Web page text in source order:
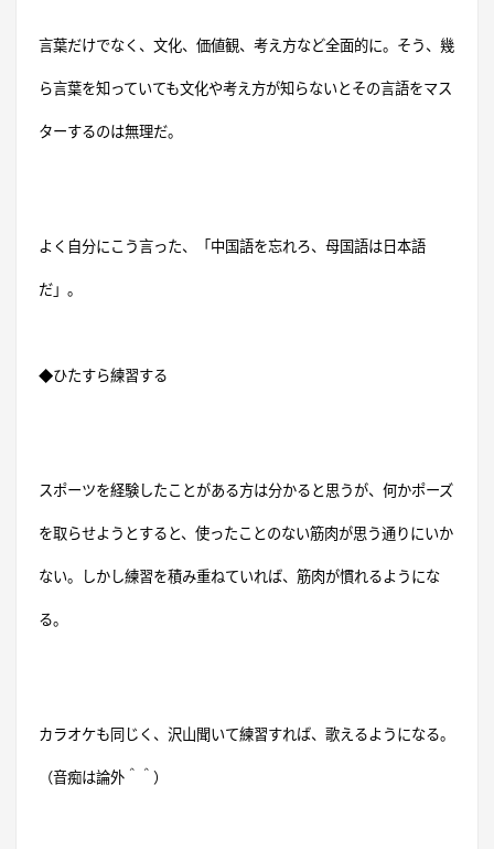
言葉だけでなく、文化、価値観、考え方など全面的に。そう、幾
ら言葉を知っていても文化や考え方が知らないとその言語をマス
ターするのは無理だ。
よく自分にこう言った、「中国語を忘れろ、母国語は日本語
だ」。
◆ひたすら練習する
スポーツを経験したことがある方は分かると思うが、何かポーズ
を取らせようとすると、使ったことのない筋肉が思う通りにいか
ない。しかし練習を積み重ねていれば、筋肉が慣れるようにな
る。
カラオケも同じく、沢山聞いて練習すれば、歌えるようになる。
（音痴は論外＾＾）